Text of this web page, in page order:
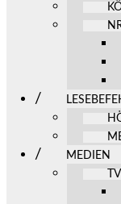
MEDIEN
TV